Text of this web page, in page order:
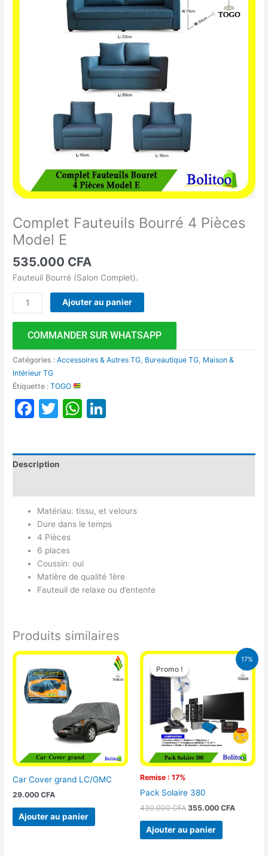
Complet Fauteuils Bourré 4 Pièces
Model E
535.000 CFA
Fauteuil Bourré (Salon Complet).
Ajouter au panier
COMMANDER SUR WHATSAPP
Catégories :Accessoires & Autres TG Bureautique TG Maison &
Intérieur TG
Étiquette :TOGO
Facebook
TwitterWhatsApp
Description
Matériau: tissu, et velours
Dure dans le temps
4 Pièces
6 places
Coussin: oui
Matière de qualité 1ère
Fauteuil de relaxe ou d’entente
Produits similaires
Car Cover grand LC/GMC
29.000CFA
Ajouter au panier
17%
Promo !
Remise : 17%
Promo !
Pack Solaire 380
430.000CFA
Le
initial
était :
430.000 CFA.
355.000 CFA
Le
prix
actuel
355.000
Ajouter au panier